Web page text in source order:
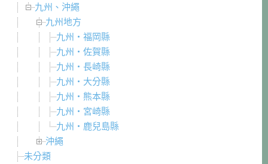
九州、沖繩
九州地方
九州・福岡縣
九州・佐賀縣
九州・長崎縣
九州・大分縣
九州・熊本縣
九州・宮崎縣
九州・鹿兒島縣
沖繩
未分類